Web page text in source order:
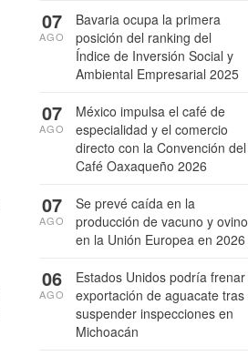
Bavaria ocupa la primera
posición del ranking del
Índice de Inversión Social y
Ambiental Empresarial 2025
07
AGO
México impulsa el café de
especialidad y el comercio
directo con la Convención del
Café Oaxaqueño 2026
07
AGO
Se prevé caída en la
producción de vacuno y ovino
en la Unión Europea en 2026
07
AGO
Estados Unidos podría frenar
exportación de aguacate tras
suspender inspecciones en
Michoacán
06
AGO